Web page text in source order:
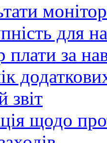
для
плати за
звіт
щодо